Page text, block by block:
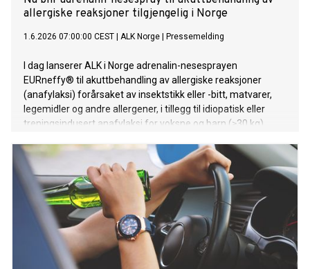
allergiske reaksjoner tilgjengelig i Norge
1.6.2026 07:00:00 CEST ALK Norge Pressemelding
I dag lanserer ALK i Norge adrenalin-nesesprayen
EURneffy® til akuttbehandling av allergiske reaksjoner
(anafylaksi) forårsaket av insektstikk eller -bitt, matvarer,
legemidler og andre allergener, i tillegg til idiopatisk eller
treningsindusert anafylaksi for voksne og barn (≥30 kg).
reaksjoner, kan fra i dag få foreskrevet EURneffy på hvit
resept.